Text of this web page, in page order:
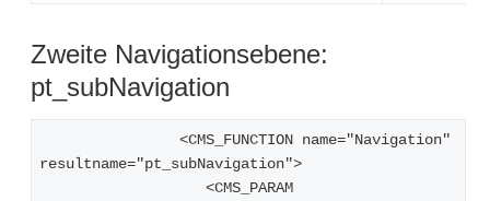
Zweite Navigationsebene:
pt_subNavigation
resultname="pt_subNavigation">